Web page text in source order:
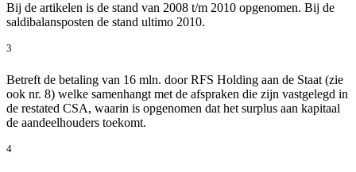
Bij de artikelen is de stand van 2008 t/m 2010 opgenomen. Bij de
saldibalansposten de stand ultimo 2010.
3
Betreft de betaling van 16 mln. door RFS Holding aan de Staat (zie
ook nr. 8) welke samenhangt met de afspraken die zijn vastgelegd in
de restated CSA, waarin is opgenomen dat het surplus aan kapitaal
de aandeelhouders toekomt.
4